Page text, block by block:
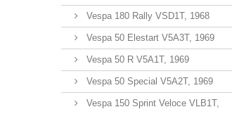
Vespa 180 Rally VSD1T, 1968
Vespa 50 Elestart V5A3T, 1969
Vespa 50 R V5A1T, 1969
Vespa 50 Special V5A2T, 1969
Vespa 150 Sprint Veloce VLB1T,